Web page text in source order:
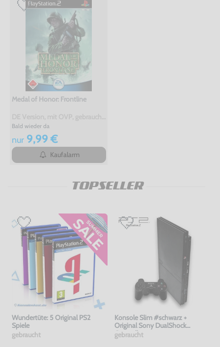
Medal of Honor: Frontline
Bald wieder da
nur9,99 €
Kaufalarm
TOPSELLER
Wundertüte: 5 Original PS2
Spiele
gebraucht
Konsole Slim #schwarz +
Original Sony DualShock
Controller
gebraucht